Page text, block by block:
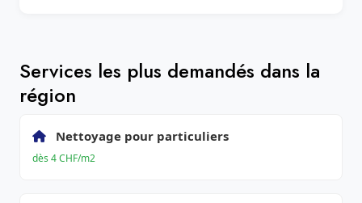
Services les plus demandés dans la
région
Nettoyage pour particuliers
dès 4 CHF/m2